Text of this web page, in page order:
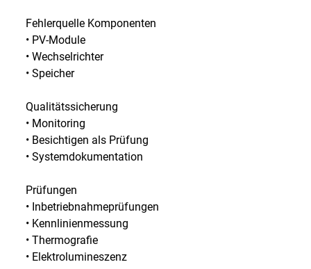
Fehlerquelle Komponenten
• PV-Module
• Wechselrichter
• Speicher
Qualitätssicherung
• Monitoring
• Besichtigen als Prüfung
• Systemdokumentation
Prüfungen
• Inbetriebnahmeprüfungen
• Kennlinienmessung
• Thermografie
• Elektrolumineszenz